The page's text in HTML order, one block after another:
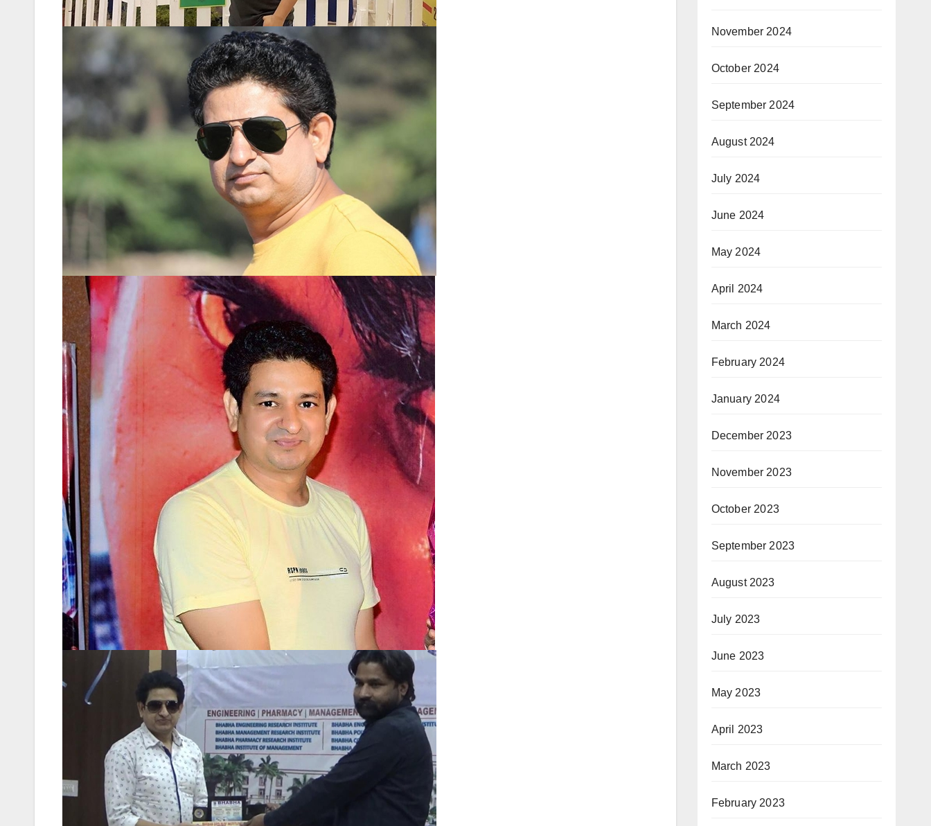
November 2024
October 2024
September 2024
August 2024
July 2024
June 2024
May 2024
April 2024
March 2024
February 2024
January 2024
December 2023
November 2023
October 2023
September 2023
August 2023
July 2023
June 2023
May 2023
April 2023
March 2023
February 2023